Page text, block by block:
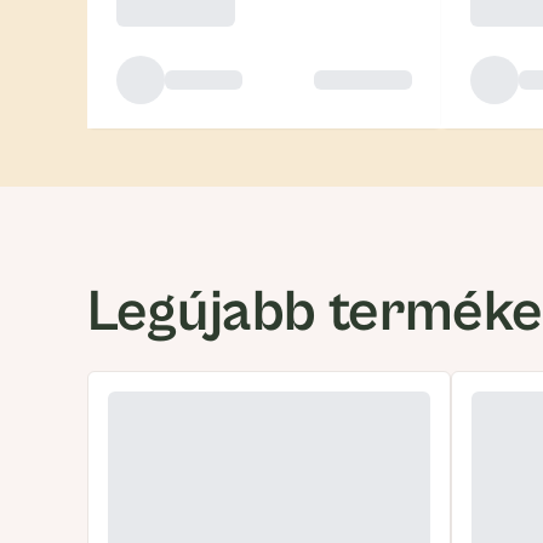
Legújabb